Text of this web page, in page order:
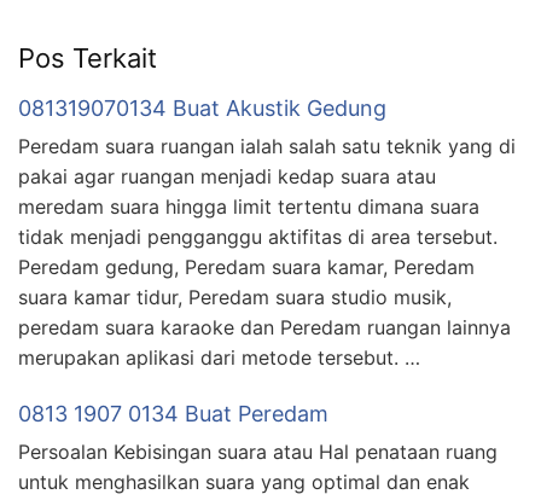
Pos Terkait
081319070134 Buat Akustik Gedung
Peredam suara ruangan ialah salah satu teknik yang di
pakai agar ruangan menjadi kedap suara atau
meredam suara hingga limit tertentu dimana suara
tidak menjadi pengganggu aktifitas di area tersebut.
Peredam gedung, Peredam suara kamar, Peredam
suara kamar tidur, Peredam suara studio musik,
peredam suara karaoke dan Peredam ruangan lainnya
merupakan aplikasi dari metode tersebut. …
0813 1907 0134 Buat Peredam
Persoalan Kebisingan suara atau Hal penataan ruang
untuk menghasilkan suara yang optimal dan enak